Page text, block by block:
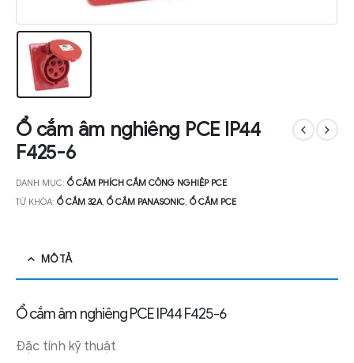
Ổ cắm âm nghiêng PCE IP44
F425-6
DANH MỤC: Ổ CẮM PHÍCH CẮM CÔNG NGHIỆP PCE
TỪ KHÓA: Ổ CẮM 32A, Ổ CẮM PANASONIC Ổ CẮM PCE
MÔ TẢ
Ổ cắm âm nghiêng PCE IP44 F425-6
Đặc tính kỹ thuật